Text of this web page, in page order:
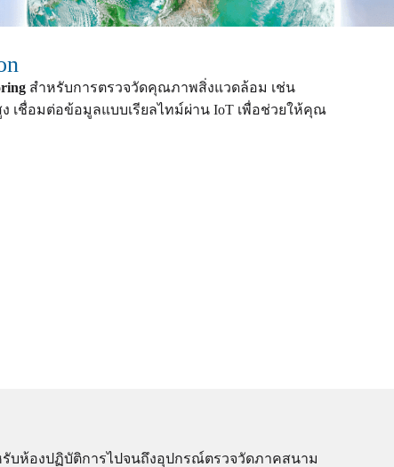
สำหรับการตรวจวัดคุณภาพสิ่งแวดล้อม เช่น
ชื่อมต่อข้อมูลแบบเรียลไทม์ผ่าน IoT เพื่อช่วยให้คุณ
รับห้องปฏิบัติการไปจนถึงอุปกรณ์ตรวจวัดภาคสนาม